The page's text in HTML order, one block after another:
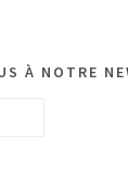
À NOTRE